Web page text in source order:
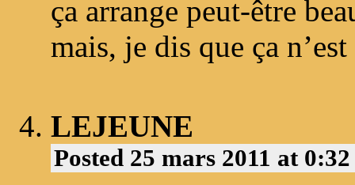
ça arrange peut-être
mais, je dis que ça
LEJEUNE
Posted 25 mars 2011 at